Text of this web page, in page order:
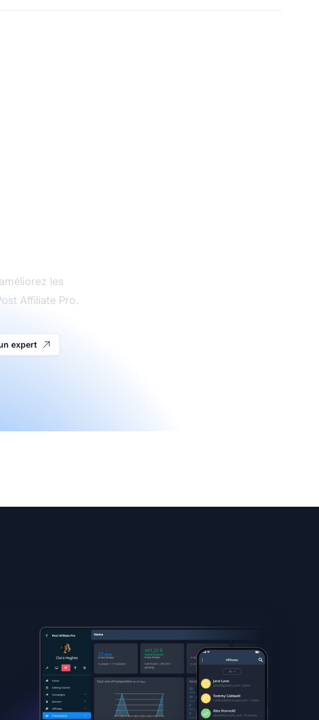
les
Affiliate Pro.
expert